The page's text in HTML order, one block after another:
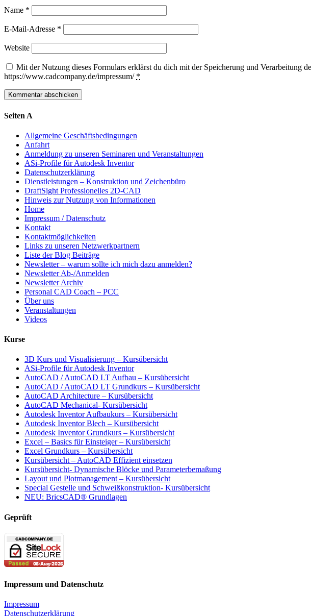
Name *
E-Mail-Adresse *
Website
Mit der Nutzung dieses Formulars erklärst du dich mit der Speicherung und Verarbeitung
https://www.cadcompany.de/impressum/ *
Seiten A
Allgemeine Geschäftsbedingungen
Anfahrt
Anmeldung zu unseren Seminaren und Veranstaltungen
ASi-Profile für Autodesk Inventor
Datenschutzerklärung
Dienstleistungen – Konstruktion und Zeichenbüro
DraftSight Professionelles 2D-CAD
Hinweis zur Nutzung von Informationen
Home
Impressum / Datenschutz
Kontakt
Kontaktmöglichkeiten
Links zu unseren Netzwerkpartnern
Liste der Blog Beiträge
Newsletter – warum sollte ich mich dazu anmelden?
Newsletter Ab-/Anmelden
Newsletter Archiv
Personal CAD Coach – PCC
Über uns
Veranstaltungen
Videos
Kurse
3D Kurs und Visualisierung – Kursübersicht
ASi-Profile für Autodesk Inventor
AutoCAD / AutoCAD LT Aufbau – Kursübersicht
AutoCAD / AutoCAD LT Grundkurs – Kursübersicht
AutoCAD Architecture – Kursübersicht
AutoCAD Mechanical- Kursübersicht
Autodesk Inventor Aufbaukurs – Kursübersicht
Autodesk Inventor Blech – Kursübersicht
Autodesk Inventor Grundkurs – Kursübersicht
Excel – Basics für Einsteiger – Kursübersicht
Excel Grundkurs – Kursübersicht
Kursübersicht – AutoCAD Effizient einsetzen
Kursübersicht- Dynamische Blöcke und Parameterbemaßung
Layout und Plotmanagement – Kursübersicht
Special Gestelle und Schweißkonstruktion- Kursübersicht
NEU: BricsCAD® Grundlagen
Geprüft
Impressum und Datenschutz
Impressum
Datenschutzerklärung